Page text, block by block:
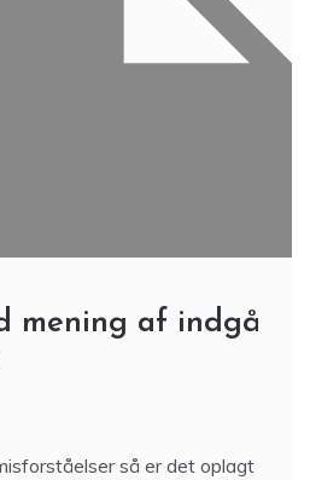
mening af indgå
så er det oplagt